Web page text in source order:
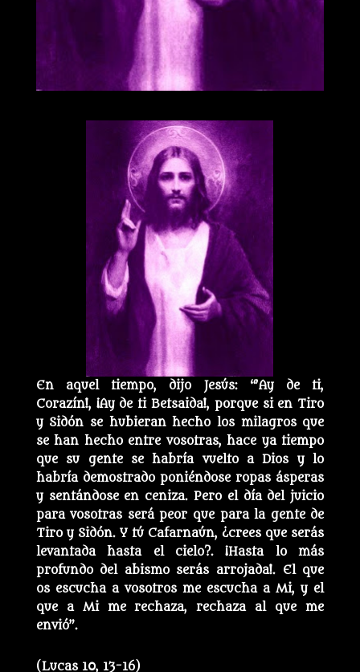
En aquel tiempo, dijo Jesús: “’Ay de ti,
Corazín!, ¡Ay de ti Betsaida!, porque si en Tiro
y Sidón se hubieran hecho los milagros que
se han hecho entre vosotras, hace ya tiempo
que su gente se habría vuelto a Dios y lo
habría demostrado poniéndose ropas ásperas
y sentándose en ceniza. Pero el día del juicio
para vosotras será peor que para la gente de
Tiro y Sidón. Y tú Cafarnaún, ¿crees que serás
levantada hasta el cielo?. ¡Hasta lo más
profundo del abismo serás arrojada!. El que
os escucha a vosotros me escucha a Mi, y el
que a Mi me rechaza, rechaza al que me
envió”.
(Lucas 10, 13-16)